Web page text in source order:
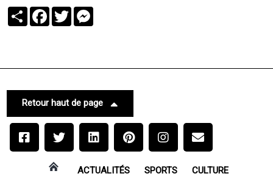
PartagerFacebook
Twitter
Retour haut de page
ACTUALITÉS SPORTS CULTURE